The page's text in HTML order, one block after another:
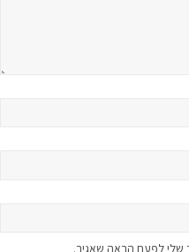
שלי לפעם הבאה שאגיב.